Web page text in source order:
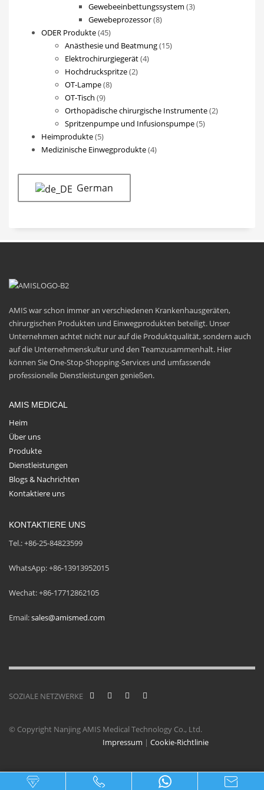
Produkte
Gewebeeinbettungssystem 33
Gewebeprozessor 88
ODER Produkte 4545
Produkte
Anästhesie und Beatmung 1515
Elektrochirurgiegerät 44
Hochdruckspritze 22
OT-Lampe 88
OT-Tisch 99
Produkte
Orthopädische chirurgische Instrumente 22
Spritzenpumpe und Infusionspumpe 55
Heimprodukte 55
Produkte
Medizinische Einwegprodukte 44
German
AMIS war schon immer an verschiedenen Krankenhausgeräten,
chirurgischen Produkten und Einwegprodukten beteiligt. Unser
Unternehmen achtet nicht nur auf die Produktqualität, sondern auch
auf die Unternehmenskultur und den Teamzusammenhalt. Hier
können Sie One-Stop-Shopping-Services und umfassende
professionelle Dienstleistungen genießen.
AMIS MEDICAL
Heim
Über uns
Produkte
Dienstleistungen
Blogs & Nachrichten
Kontaktiere uns
KONTAKTIERE UNS
Tel.: +86-25-84823599
WhatsApp: +86-13913952015
Wechat: +86-17712862105
Email:sales@amismed.com
SOZIALE NETZWERKE
© Copyright Nanjing AMIS Medical Technology Co., Ltd.
Impressum | Cookie-Richtlinie